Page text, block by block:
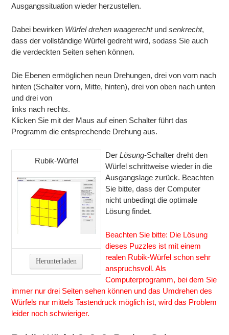
Ausgangssituation wieder herzustellen.
Dabei bewirken Würfel drehen waagerechtundsenkrecht,
dass der vollständige Würfel gedreht wird, sodass Sie auch
die verdeckten Seiten sehen können.
Die Ebenen ermöglichen neun Drehungen, drei von vorn nach
hinten (Schalter vorn, Mitte, hinten), drei von oben nach unten
und drei von
links nach rechts.
Klicken Sie mit der Maus auf einen Schalter führt das
Programm die entsprechende Drehung aus.
Rubik-Würfel
Herunterladen
Der Lösung-Schalter dreht den
Würfel schrittweise wieder in die
Ausgangslage zurück. Beachten
Sie bitte, dass der Computer
nicht unbedingt die optimale
Lösung findet.
Beachten Sie bitte: Die Lösung
dieses Puzzles ist mit einem
realen Rubik-Würfel schon sehr
anspruchsvoll. Als
Computerprogramm, bei dem Sie
immer nur drei Seiten sehen können und das Umdrehen des
Würfels nur mittels Tastendruck möglich ist, wird das Problem
leider noch schwieriger.